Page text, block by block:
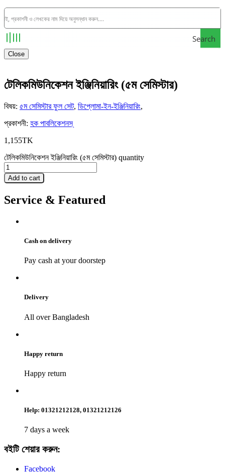
Search
Close
টেলিকমিউনিকেশন ইঞ্জিনিয়ারিং (৫ম সেমিস্টার)
বিষয়: ৫ম সেমিস্টার ফুল সেট, ডিপ্লোমা-ইন-ইঞ্জিনিয়ারিং,
প্রকাশনী: হক পাবলিকেশনস্
1,155TK
টেলিকমিউনিকেশন ইঞ্জিনিয়ারিং (৫ম সেমিস্টার) quantity
Add to cart
Service & Featured
Cash on delivery
Pay cash at your doorstep
Delivery
All over Bangladesh
Happy return
Happy return
Help: 01321212128, 01321212126
7 days a week
বইটি শেয়ার করুন:
Facebook